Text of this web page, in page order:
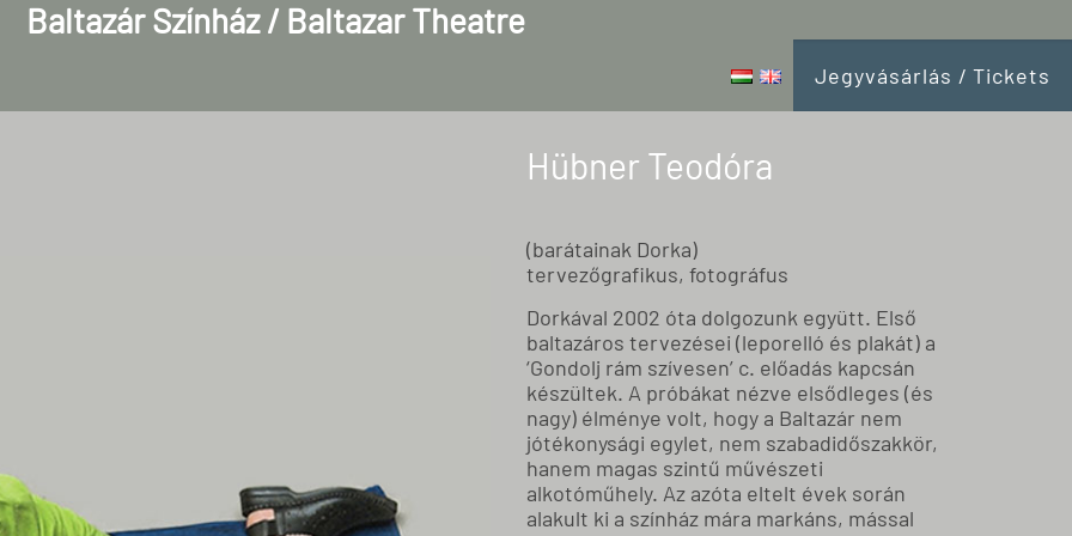
Baltazár Színház / Baltazar Theatre
Jegyvásárlás / Tickets
Hübner Teodóra
(barátainak Dorka)
tervezőgrafikus, fotográfus
Dorkával 2002 óta dolgozunk együtt. Első
baltazáros tervezései (leporelló és plakát) a
‘Gondolj rám szívesen’ c. előadás kapcsán
készültek. A próbákat nézve elsődleges (és
nagy) élménye volt, hogy a Baltazár nem
jótékonysági egylet, nem szabadidőszakkör,
hanem magas szintű művészeti
alkotóműhely. Az azóta eltelt évek során
alakult ki a színház mára markáns, mással